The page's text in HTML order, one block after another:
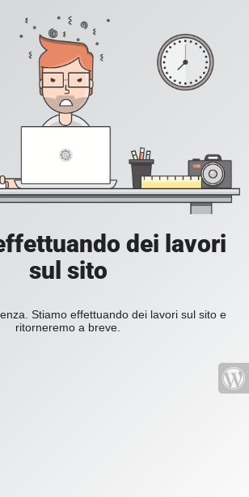
dei lavori
sul sito
Stiamo effettuando dei lavori sul sito e
ritorneremo a breve.